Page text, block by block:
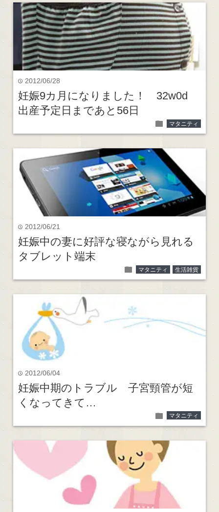
time 2012/06/28
妊娠9カ月になりました！ 32w0d
出産予定日まであと56日
folder マタニティ
time 2012/06/21
妊娠中の妻に好評な寝ながら見れる
タブレット端末
folder マタニティ 生活雑貨
time 2012/06/04
妊娠中期のトラブル 子宮頸管が短
くなってきて…
folder マタニティ